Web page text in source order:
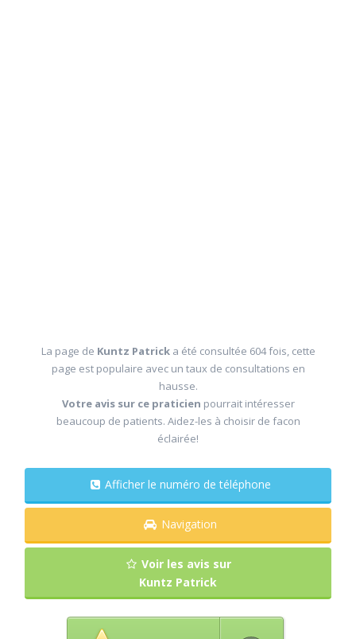
La page de Kuntz Patrick a été consultée 604 fois, cette
page est populaire avec un taux de consultations en
hausse.
Votre avis sur ce praticien pourrait intéresser
beaucoup de patients. Aidez-les à choisir de facon
éclairée!
Afficher le numéro de téléphone
Navigation
Voir les avis sur
Kuntz Patrick